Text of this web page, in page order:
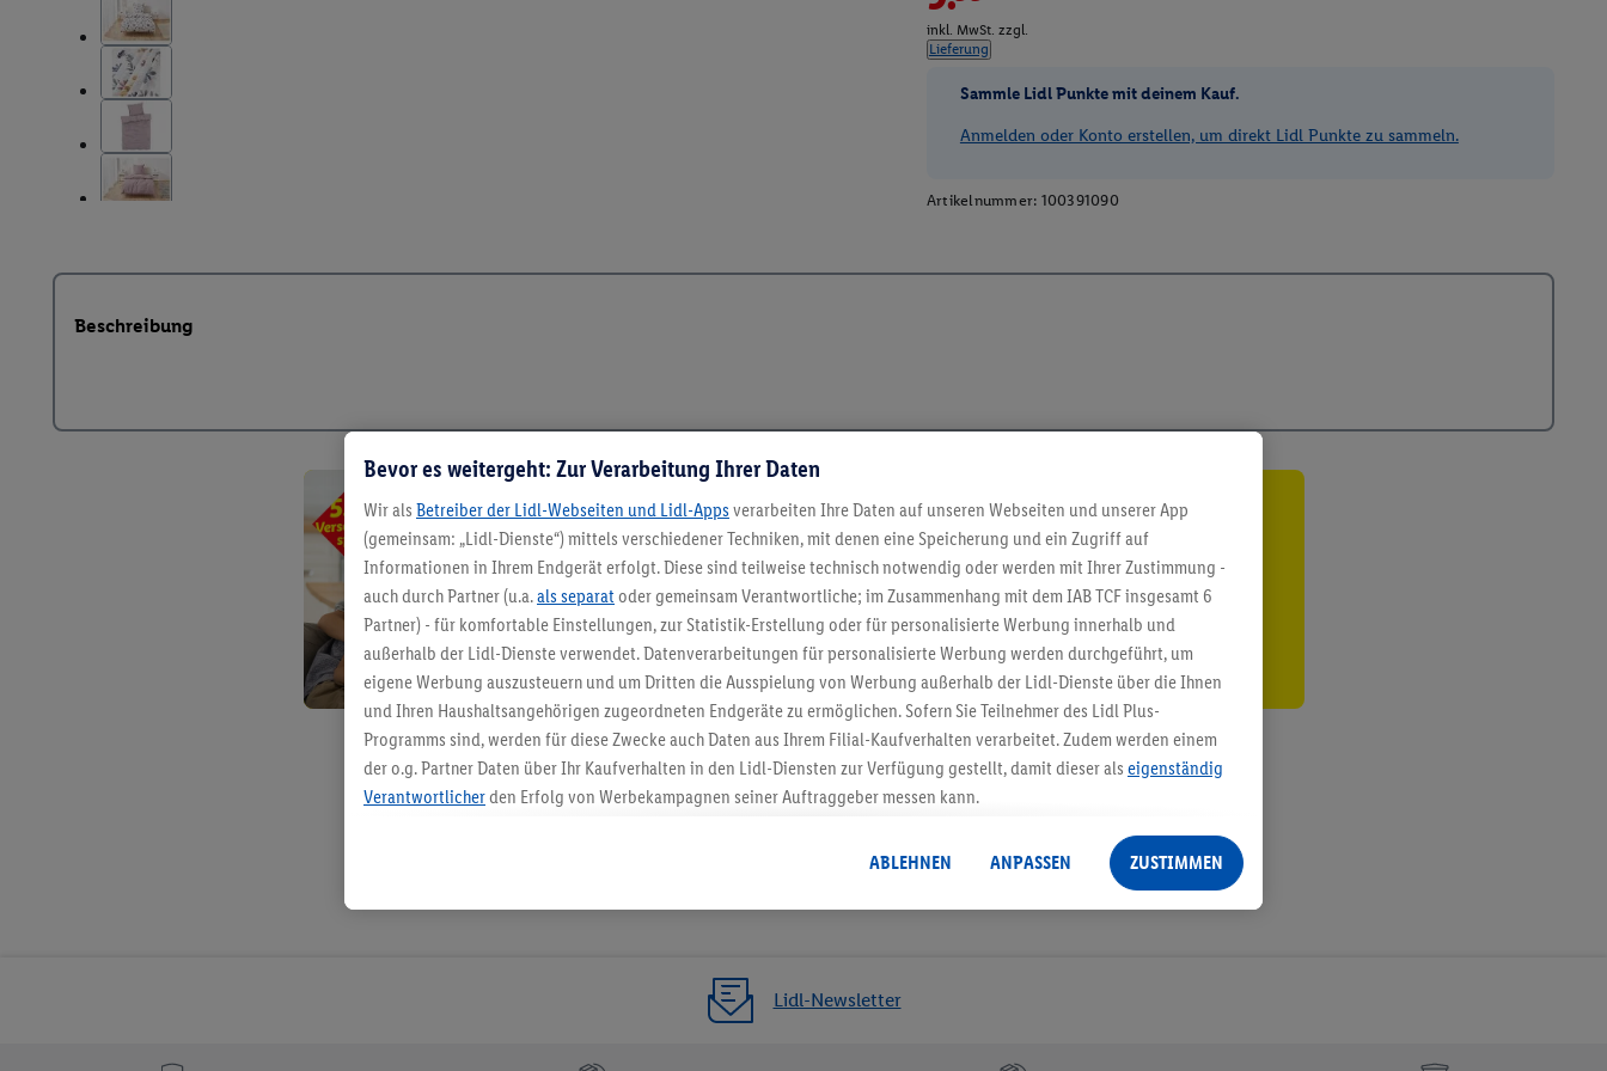
inkl. MwSt. zzgl.
Lieferung
Sammle Lidl Punkte mit deinem Kauf.
Anmelden oder Konto erstellen, um direkt Lidl Punkte zu sammeln.
Artikelnummer: 100391090
Beschreibung
5.95 € Versand sparen³²ᵃ
Jetzt zum Newsletter anmelden
Gutschein sichern!
Lidl-Newsletter
Bevor es weitergeht: Zur Verarbeitung Ihrer Daten
Wir als Betreiber der Lidl-Webseiten und Lidl-Apps verarbeiten Ihre Daten auf unseren Webseiten und unserer App
(gemeinsam: „Lidl-Dienste“) mittels verschiedener Techniken, mit denen eine Speicherung und ein Zugriff auf
Informationen in Ihrem Endgerät erfolgt. Diese sind teilweise technisch notwendig oder werden mit Ihrer Zustimmung -
auch durch Partner (u.a.als separat oder gemeinsam Verantwortliche; im Zusammenhang mit dem IAB TCF insgesamt 6
Partner) - für komfortable Einstellungen, zur Statistik-Erstellung oder für personalisierte Werbung innerhalb und
außerhalb der Lidl-Dienste verwendet. Datenverarbeitungen für personalisierte Werbung werden durchgeführt, um
eigene Werbung auszusteuern und um Dritten die Ausspielung von Werbung außerhalb der Lidl-Dienste über die Ihnen
und Ihren Haushaltsangehörigen zugeordneten Endgeräte zu ermöglichen. Sofern Sie Teilnehmer des Lidl Plus-
Programms sind, werden für diese Zwecke auch Daten aus Ihrem Filial-Kaufverhalten verarbeitet. Zudem werden einem
der o.g. Partner Daten über Ihr Kaufverhalten in den Lidl-Diensten zur Verfügung gestellt, damit dieser als eigenständig
Verantwortlicherden Erfolg von Werbekampagnen seiner Auftraggeber messen kann.
angereicherten Profilen. Dies umfasst die Zusammenführung von Daten (z.B. über Ihre Nutzung der Lidl-Dienste, Ihr
Kaufverhalten in den Lidl-Diensten, Informationen aus Ihrem Kundenkonto - z.B. Alter oder Geschlecht - sowie Ihre
genauen Standortdaten) auch über verschiedene Endgeräte und Lidl-Dienste hinweg einschließlich dem Speichern von
Erfolgsmessung der Werbung, zur Zielgruppenforschung, zur Entwicklung von Angeboten sowie zur technischen
Sicherung und Optimierung dieser Werbeausspielungen.
ABLEHNEN ANPASSEN ZUSTIMMEN